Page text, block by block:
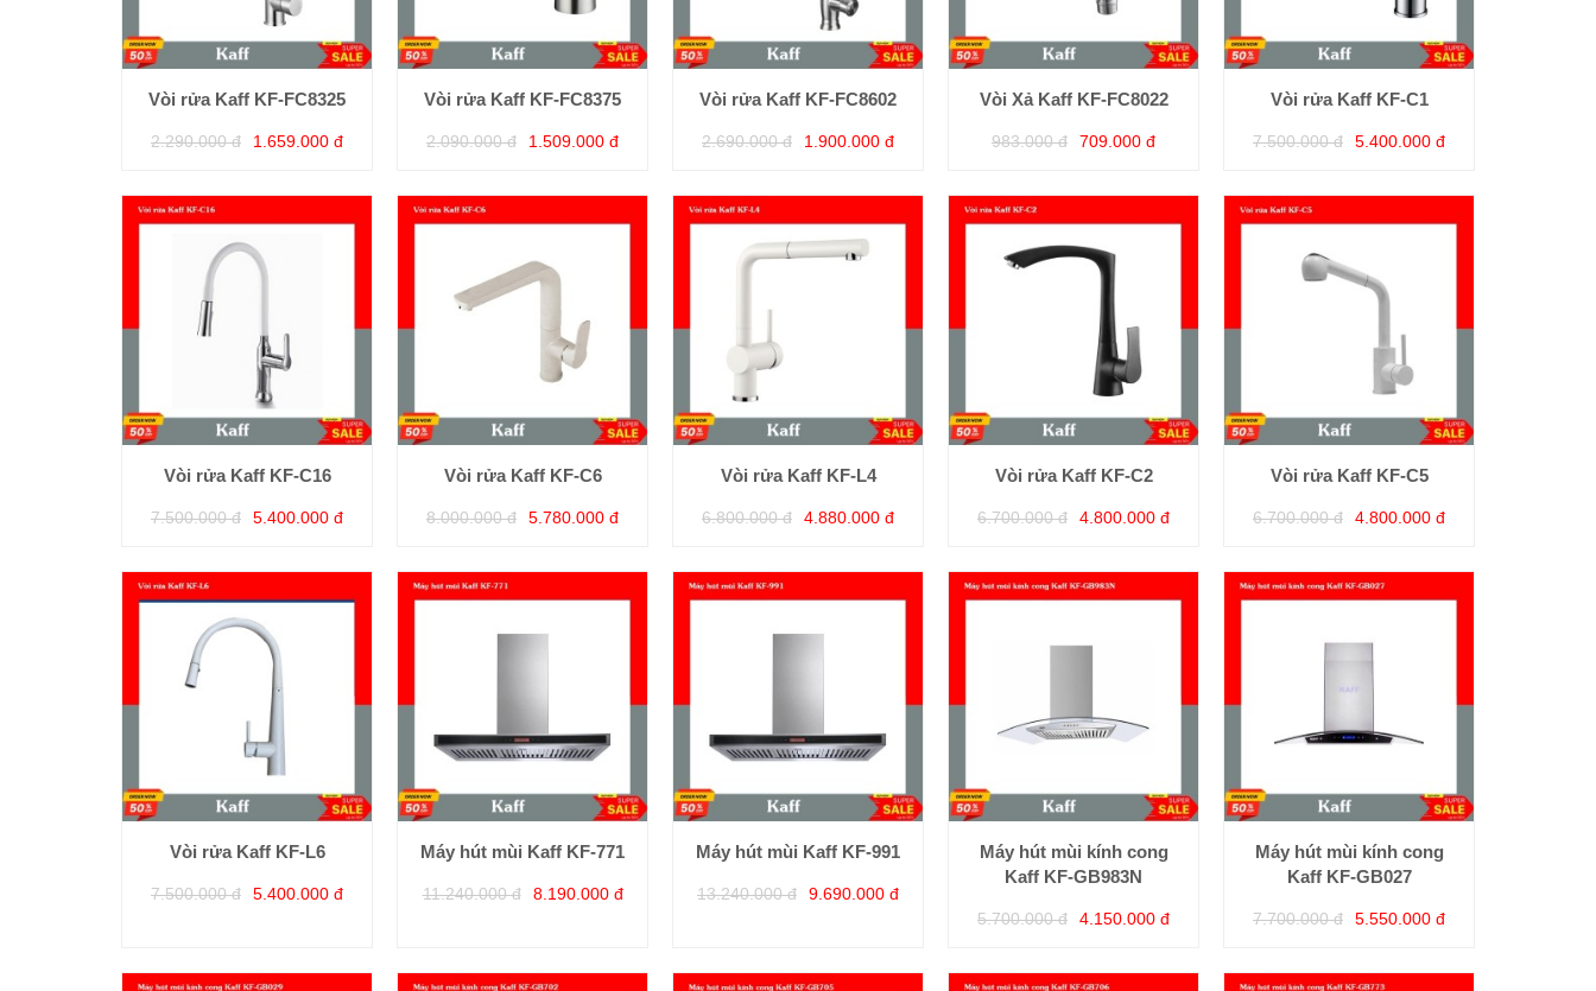
Vòi rửa Kaff KF-FC8325
2.290.000 đ 1.659.000 đ
Vòi rửa Kaff KF-FC8375
2.090.000 đ 1.509.000 đ
Vòi rửa Kaff KF-FC8602
2.690.000 đ 1.900.000 đ
Vòi Xả Kaff KF-FC8022
983.000 đ 709.000 đ
Vòi rửa Kaff KF-C1
7.500.000 đ 5.400.000 đ
Vòi rửa Kaff KF-C16
7.500.000 đ 5.400.000 đ
Vòi rửa Kaff KF-C6
8.000.000 đ 5.780.000 đ
Vòi rửa Kaff KF-L4
6.800.000 đ 4.880.000 đ
Vòi rửa Kaff KF-C2
6.700.000 đ 4.800.000 đ
Vòi rửa Kaff KF-C5
6.700.000 đ 4.800.000 đ
Vòi rửa Kaff KF-L6
7.500.000 đ 5.400.000 đ
Máy hút mùi Kaff KF-771
11.240.000 đ 8.190.000 đ
Máy hút mùi Kaff KF-991
13.240.000 đ 9.690.000 đ
Máy hút mùi kính cong
Kaff KF-GB983N
5.700.000 đ 4.150.000 đ
Máy hút mùi kính cong
Kaff KF-GB027
7.700.000 đ 5.550.000 đ